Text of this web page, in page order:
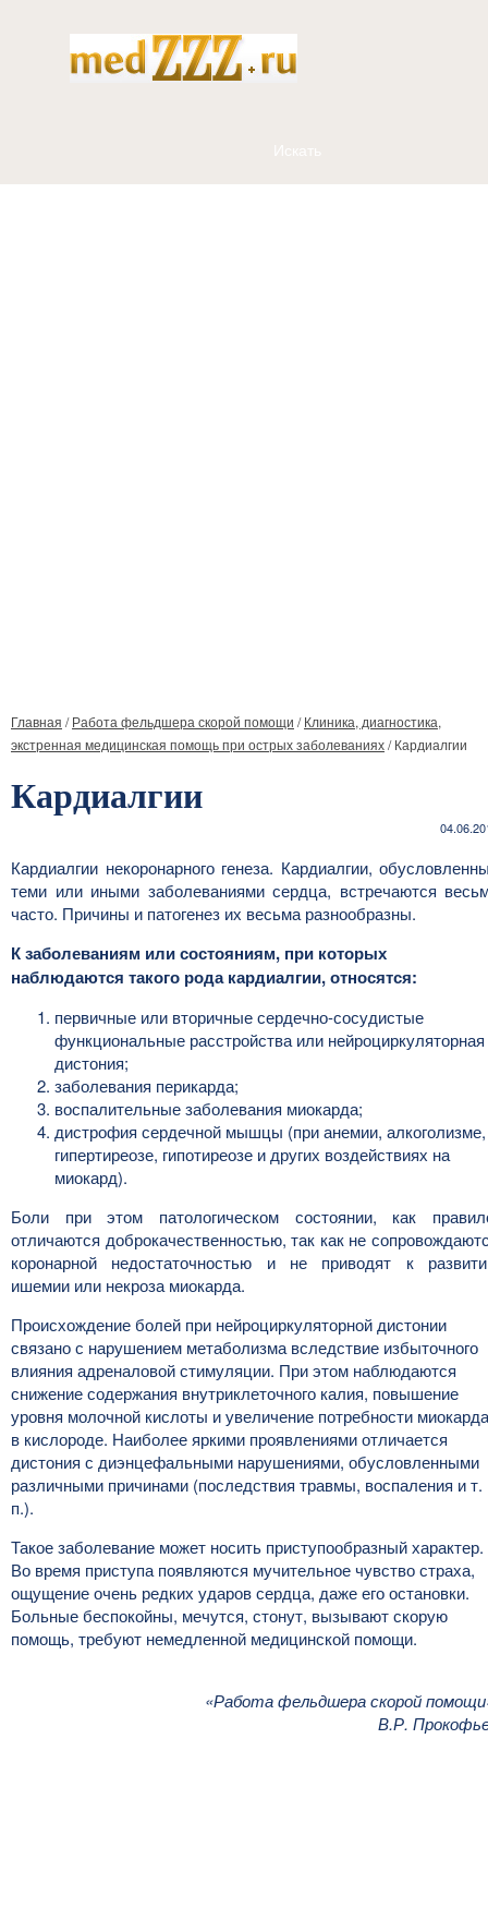
Главная /Работа фельдшера скорой помощи /Клиника, диагностика,
экстренная медицинская помощь при острых заболеваниях/Кардиалгии
Кардиалгии
Кардиалгии некоронарного генеза. Кардиалгии,
теми или иными заболеваниями сердца, встречаются
часто. Причины и патогенез их весьма разнообразны.
К заболеваниям или состояниям, при которых
наблюдаются такого рода кардиалгии, относятся:
первичные или вторичные сердечно-сосудистые
функциональные расстройства или нейроциркуляторная
дистония;
заболевания перикарда;
воспалительные заболевания миокарда;
дистрофия сердечной мышцы (при анемии, алкоголизме,
гипертиреозе, гипотиреозе и других воздействиях на
миокард).
Боли при этом патологическом состоянии, как
отличаются доброкачественностью, так как не
коронарной недостаточностью и не приводят к
ишемии или некроза миокарда.
Происхождение болей при нейроциркуляторной дистонии
связано с нарушением метаболизма вследствие избыточного
влияния адреналовой стимуляции. При этом наблюдаются
снижение содержания внутриклеточного калия, повышение
уровня молочной кислоты и увеличение потребности миокарда
в кислороде. Наиболее яркими проявлениями отличается
дистония с диэнцефальными нарушениями, обусловленными
различными причинами (последствия травмы, воспаления и т.
п.).
Такое заболевание может носить приступообразный характер.
Во время приступа появляются мучительное чувство страха,
ощущение очень редких ударов сердца, даже его остановки.
Больные беспокойны, мечутся, стонут, вызывают скорую
помощь, требуют немедленной медицинской помощи.
«Работа фельдшера скорой
В.Р.